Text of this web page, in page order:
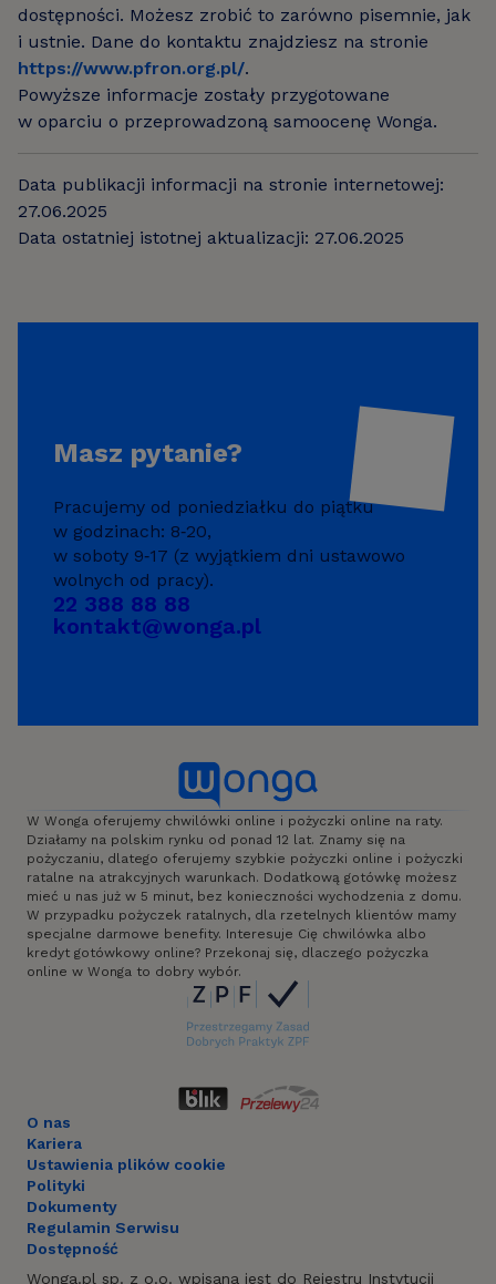
dostępności. Możesz zrobić to zarówno pisemnie, jak
i ustnie. Dane do kontaktu znajdziesz na stronie
https://www.pfron.org.pl/.
Powyższe informacje zostały przygotowane
w oparciu o przeprowadzoną samoocenę Wonga.
Data publikacji informacji na stronie internetowej:
27.06.2025
Data ostatniej istotnej aktualizacji: 27.06.2025
Masz pytanie?
Pracujemy od poniedziałku do piątku
w godzinach: 8‑20,
w soboty 9‑17 (z wyjątkiem dni ustawowo
wolnych od pracy).
22 388 88 88
kontakt@wonga.pl
W Wonga oferujemy chwilówki online i pożyczki online na raty.
Działamy na polskim rynku od ponad 12 lat. Znamy się na
pożyczaniu, dlatego oferujemy szybkie pożyczki online i pożyczki
ratalne na atrakcyjnych warunkach. Dodatkową gotówkę możesz
mieć u nas już w 5 minut, bez konieczności wychodzenia z domu.
W przypadku pożyczek ratalnych, dla rzetelnych klientów mamy
specjalne darmowe benefity. Interesuje Cię chwilówka albo
kredyt gotówkowy online? Przekonaj się, dlaczego pożyczka
online w Wonga to dobry wybór.
O nas
Kariera
Ustawienia plików cookie
Polityki
Dokumenty
Regulamin Serwisu
Dostępność
Wonga.pl sp. z o.o. wpisana jest do Rejestru Instytucji